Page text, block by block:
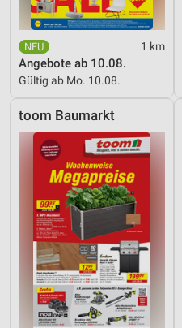
1 km
Angebote ab 10.08.
Gültig ab Mo. 10.08.
toom Baumarkt